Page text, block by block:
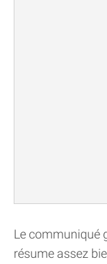
Le communiqué
résume assez